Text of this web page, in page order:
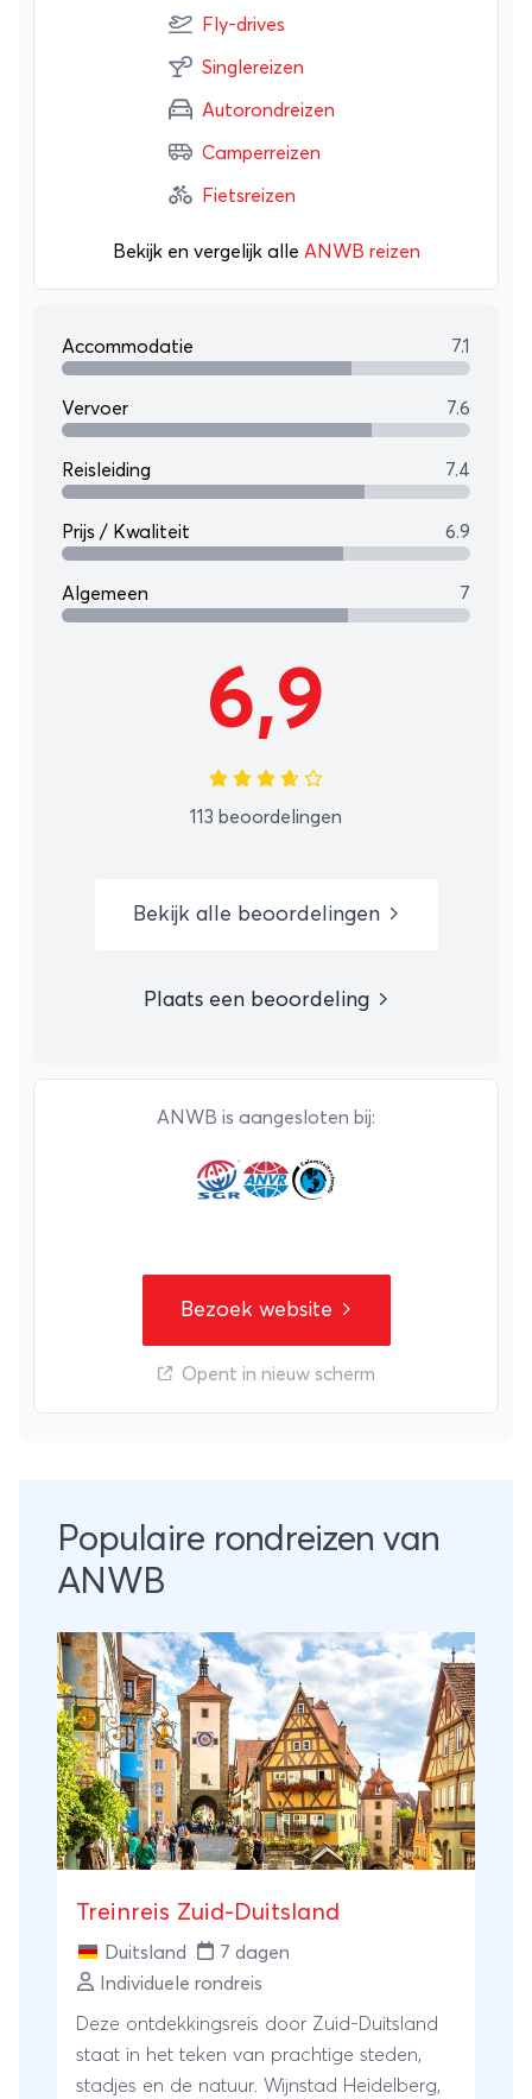
Fly-drives
Singlereizen
Autorondreizen
Camperreizen
Fietsreizen
Bekijk en vergelijk alle ANWB reizen
Accommodatie 7.1
Vervoer 7.6
Reisleiding 7.4
Prijs / Kwaliteit 6.9
Algemeen 7
6,9
113 beoordelingen
Bekijk alle beoordelingen
Plaats een beoordeling
ANWB is aangesloten bij:
Bezoek website
Opent in nieuw scherm
Populaire rondreizen van
ANWB
Treinreis Zuid-Duitsland
Duitsland
7 dagen
Individuele rondreis
Deze ontdekkingsreis door Zuid-Duitsland
staat in het teken van prachtige steden,
stadjes en de natuur. Wijnstad Heidelberg,